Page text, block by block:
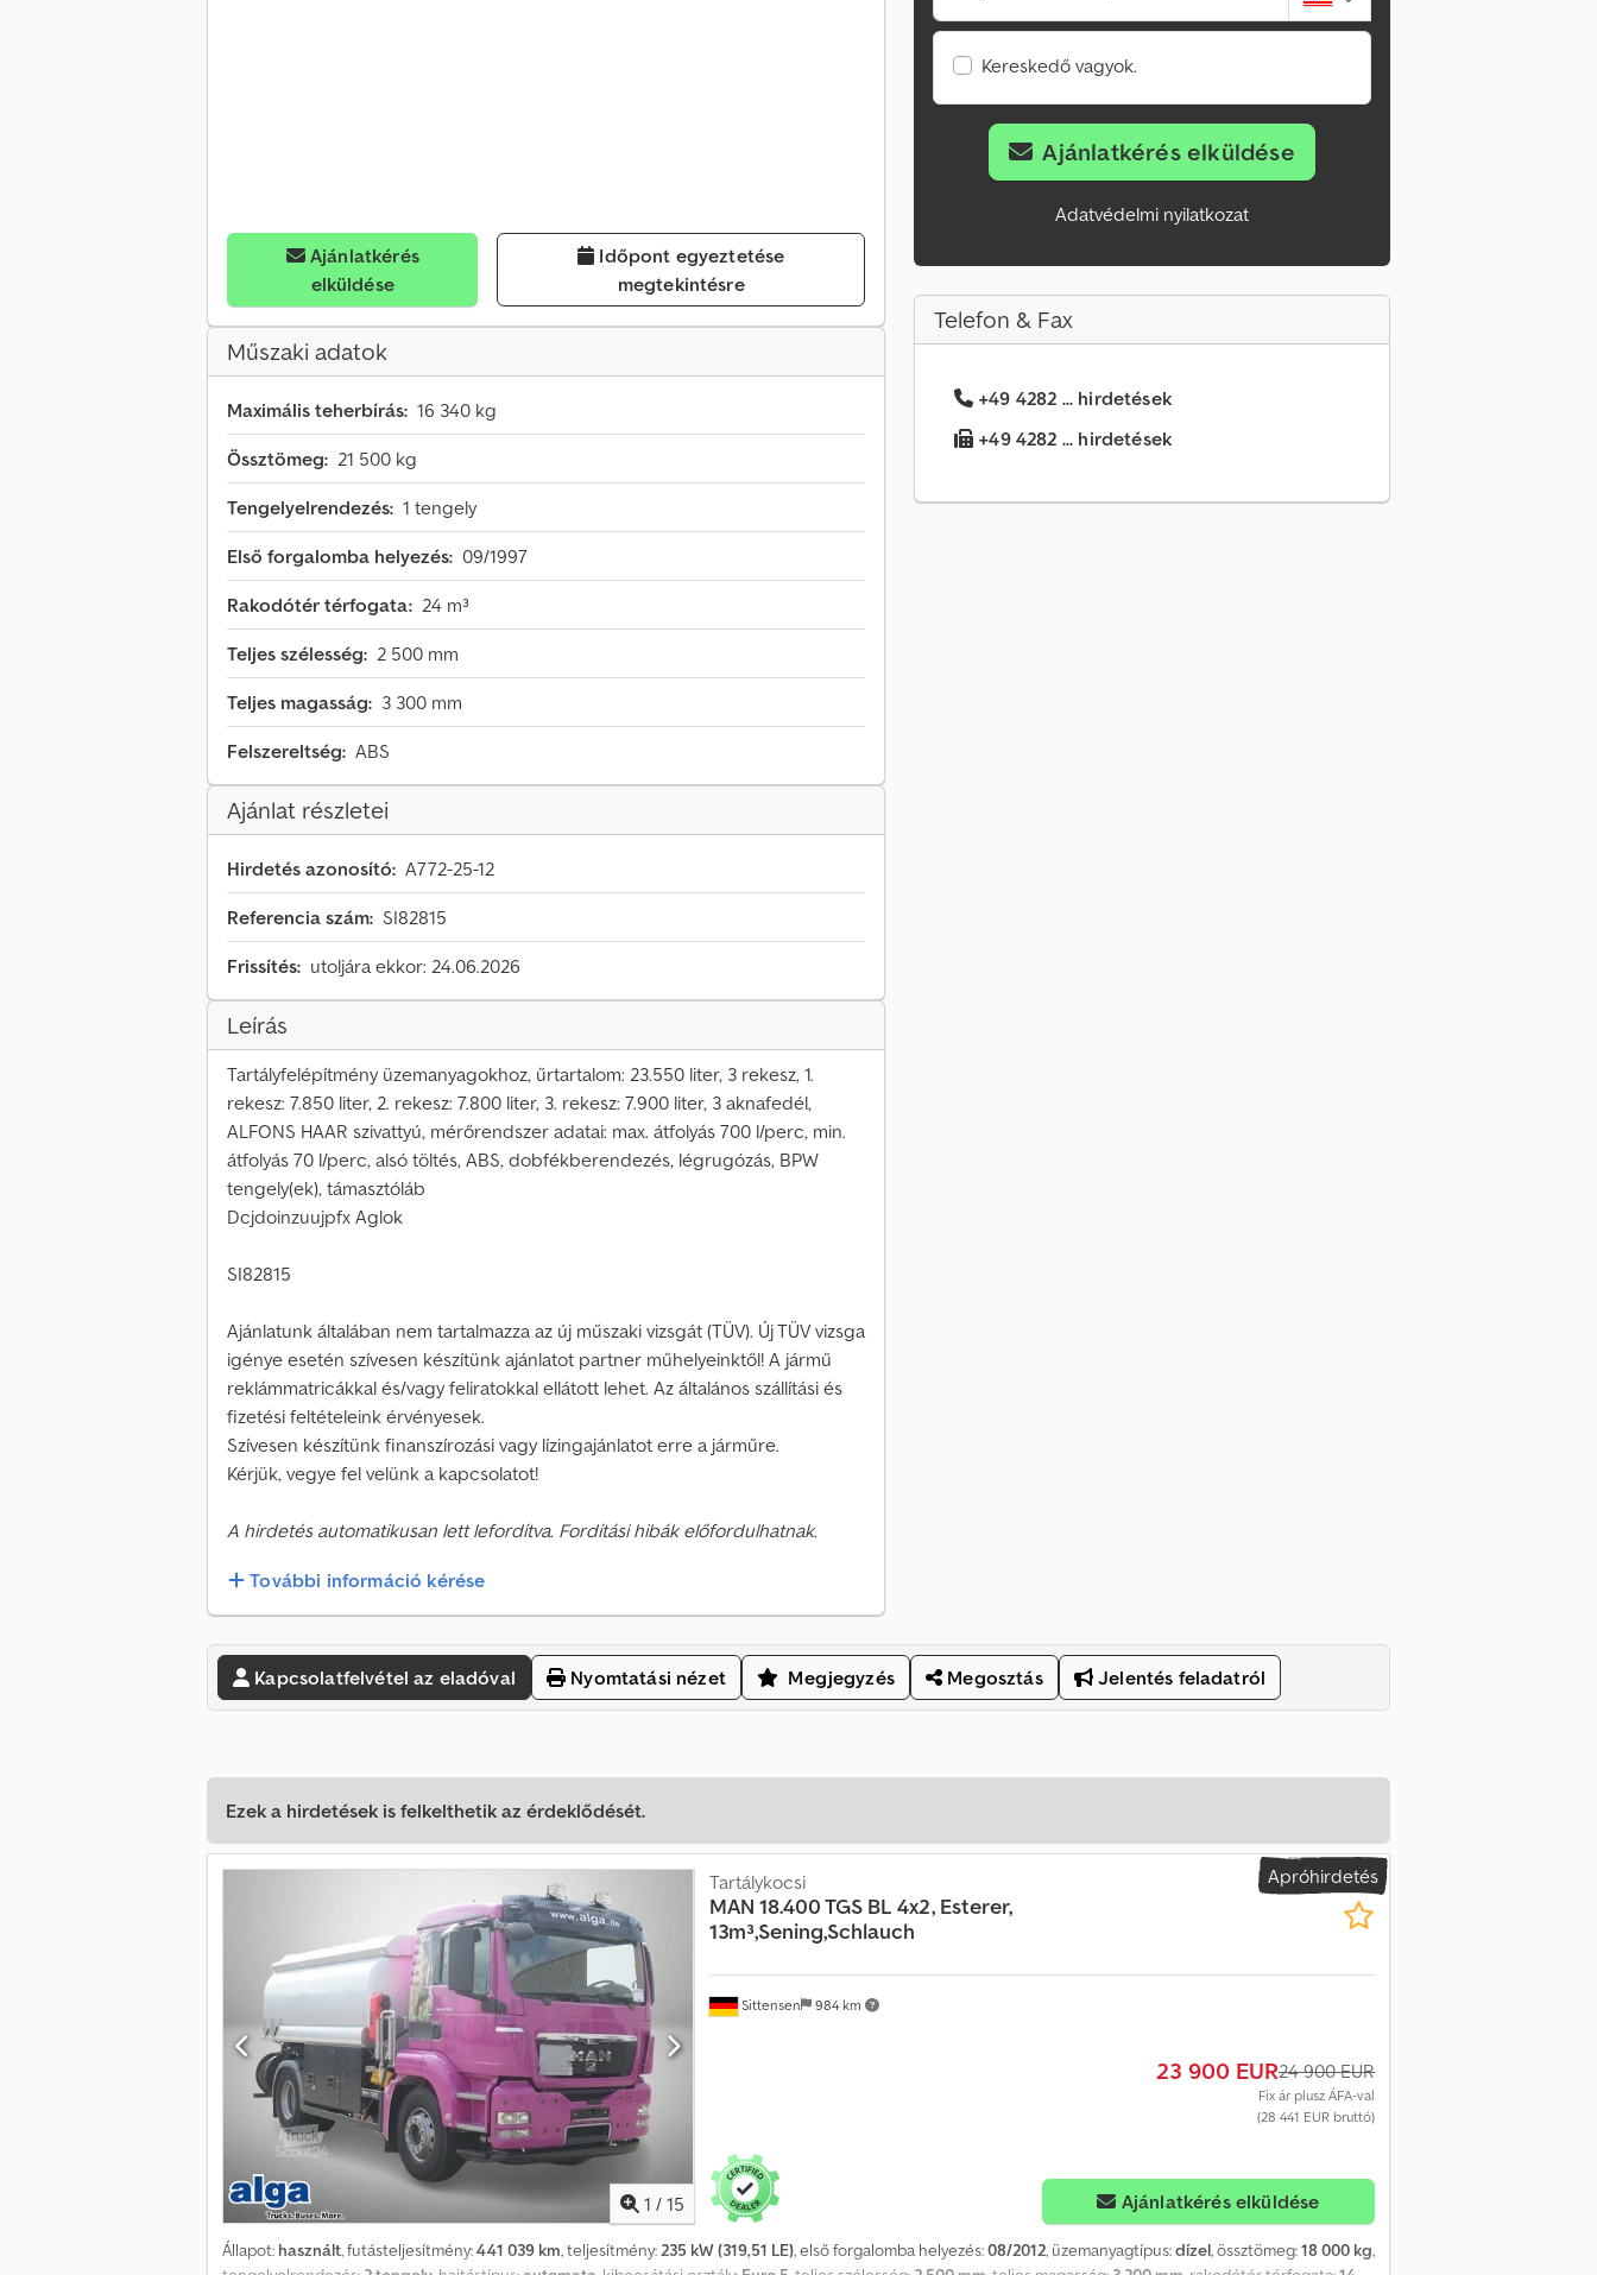
Ajánlatkérés
elküldése
megtekintésre
Műszaki adatok
Maximális teherbírás: 16 340 kg
Össztömeg: 21 500 kg
Tengelyelrendezés: 1 tengely
Első forgalomba helyezés: 09/1997
Rakodótér térfogata: 24 m³
Teljes szélesség: 2 500 mm
Teljes magasság: 3 300 mm
Felszereltség: ABS
Ajánlat részletei
Hirdetés azonosító: A772-25-12
Referencia szám: SI82815
Frissítés: utoljára ekkor: 24.06.2026
Leírás
Tartályfelépítmény üzemanyagokhoz, űrtartalom: 23.550 liter, 3 rekesz, 1.
rekesz: 7.850 liter, 2. rekesz: 7.800 liter, 3. rekesz: 7.900 liter, 3 aknafedél,
ALFONS HAAR szivattyú, mérőrendszer adatai: max. átfolyás 700 l/perc, min.
átfolyás 70 l/perc, alsó töltés, ABS, dobfékberendezés, légrugózás, BPW
tengely(ek), támasztóláb
Dcjdoinzuujpfx Aglok
SI82815
Ajánlatunk általában nem tartalmazza az új műszaki vizsgát (TÜV). Új TÜV vizsga
igénye esetén szívesen készítünk ajánlatot partner műhelyeinktől! A jármű
reklámmatricákkal és/vagy feliratokkal ellátott lehet. Az általános szállítási és
fizetési feltételeink érvényesek.
Szívesen készítünk finanszírozási vagy lízingajánlatot erre a járműre.
Kérjük, vegye fel velünk a kapcsolatot!
A hirdetés automatikusan lett lefordítva. Fordítási hibák előfordulhatnak.
További információ kérése
Kereskedő vagyok.
Ajánlatkérés elküldése
Adatvédelmi nyilatkozat
Telefon & Fax
+49 4282 ... hirdetések
+49 4282 ... hirdetések
Kapcsolatfelvétel az eladóval Nyomtatási nézet Megjegyzés Megosztás Jelentés feladatról
Ezek a hirdetések is felkelthetik az érdeklődését.
Apróhirdetés
1 / 15
Sittensen 984 km
Tartálykocsi
MAN 18.400 TGS BL 4x2, Esterer,
13m³,Sening,Schlauch
23 900 EUR24 900 EUR
Fix ár plusz ÁFA-val
(28 441 EUR bruttó)
Ajánlatkérés elküldése
Állapot: használt, futásteljesítmény:441 039 km, teljesítmény:235 kW (319,51 LE), első forgalomba helyezés:08/2012, üzemanyagtípus:dízel, össztömeg:18 000 kg,